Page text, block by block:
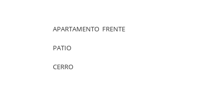
APARTAMENTO FRENTE
PATIO
CERRO